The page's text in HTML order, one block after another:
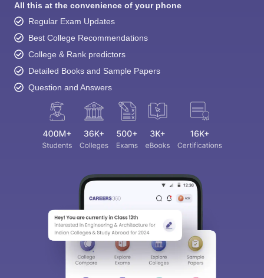
All this at the convenience of your phone
Regular Exam Updates
Best College Recommendations
College & Rank predictors
Detailed Books and Sample Papers
Question and Answers